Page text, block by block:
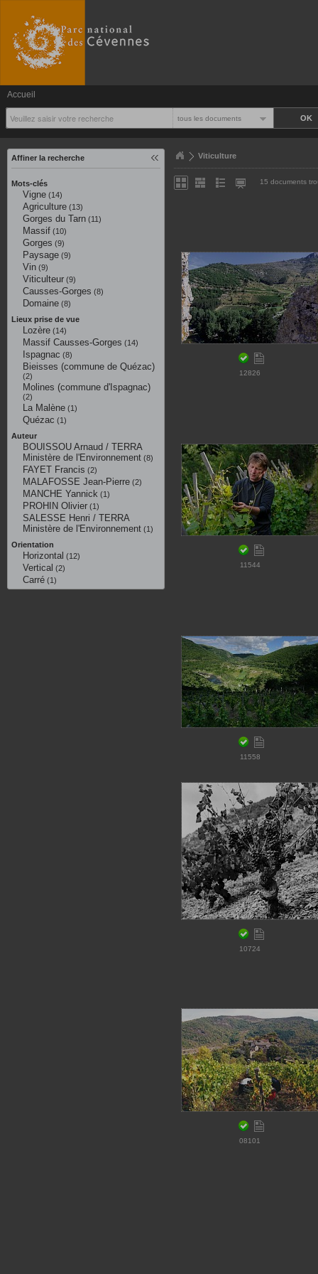
Accueil
tous les documents
Affiner la recherche
Mots-clés
Vigne (14)
Agriculture (13)
Gorges du Tarn (11)
Massif (10)
Gorges (9)
Paysage (9)
Vin (9)
Viticulteur (9)
Causses-Gorges (8)
Domaine (8)
Lieux prise de vue
Lozère (14)
Massif Causses-Gorges (14)
Ispagnac (8)
Bieisses (commune de Quézac)
(2)
Molines (commune d'Ispagnac)
(2)
La Malène (1)
Quézac (1)
Auteur
BOUISSOU Arnaud / TERRA
Ministère de l'Environnement (8)
FAYET Francis (2)
MALAFOSSE Jean-Pierre (2)
MANCHE Yannick (1)
PROHIN Olivier (1)
SALESSE Henri / TERRA
Ministère de l'Environnement (1)
Orientation
Horizontal (12)
Vertical (2)
Carré (1)
Viticulture
15 documents
12826
11544
11558
10724
08101